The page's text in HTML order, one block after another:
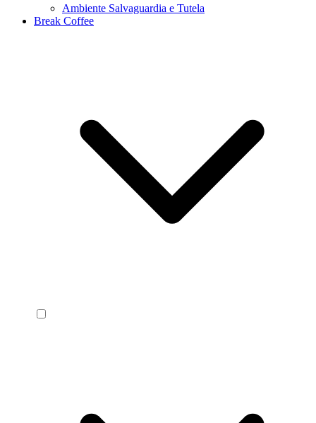
Ambiente Salvaguardia e Tutela
Break Coffee